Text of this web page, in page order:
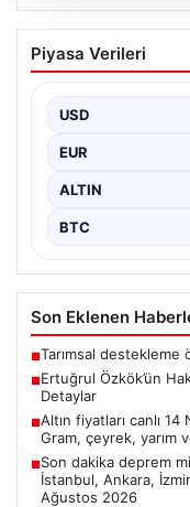
Ertuğrul
Üzerine İfade
hakaret’
alınan ifadesinde,
Piyasa Verileri
USD
EUR
ALTIN
BTC
Son Eklenen
■Tarımsal
■Ertuğrul Özkök’ün
Detaylar
■Altın fiyatları canlı
Gram, çeyrek, yarım
■Son dakika deprem
İstanbul, Ankara,
Ağustos 2026